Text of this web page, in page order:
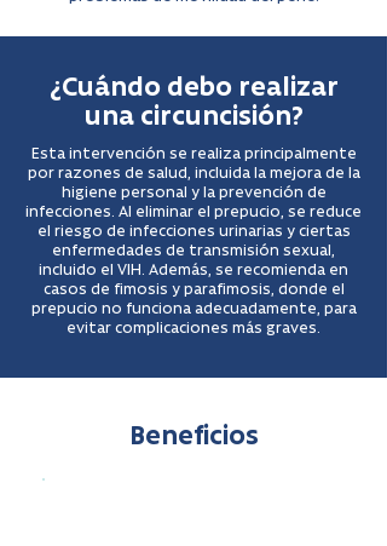
¿Cuándo debo realizar
una circuncisión?
Esta intervención se realiza principalmente
por razones de salud, incluida la mejora de la
higiene personal y la prevención de
infecciones. Al eliminar el prepucio, se reduce
el riesgo de infecciones urinarias y ciertas
enfermedades de transmisión sexual,
incluido el VIH. Además, se recomienda en
casos de fimosis y parafimosis, donde el
prepucio no funciona adecuadamente, para
evitar complicaciones más graves.
Beneficios